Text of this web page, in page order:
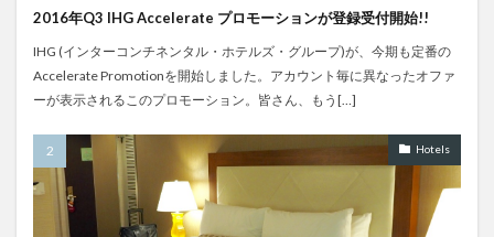
2016年Q3 IHG Accelerate プロモーションが登録受付開始!!
IHG (インターコンチネンタル・ホテルズ・グループ)が、今期も定番の
Accelerate Promotionを開始しました。アカウント毎に異なったオファ
ーが表示されるこのプロモーション。皆さん、もう[…]
Hotels